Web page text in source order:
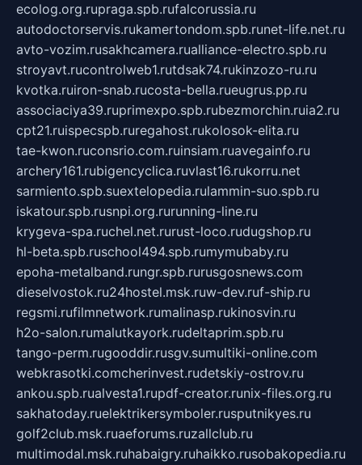
ecolog.org.rupraga.spb.rufalcorussia.ru
autodoctorservis.rukamertondom.spb.runet-life.net.ru
avto-vozim.rusakhcamera.rualliance-electro.spb.ru
stroyavt.rucontrolweb1.rutdsak74.rukinzozo-ru.ru
kvotka.ruiron-snab.rucosta-bella.rueugrus.pp.ru
associaciya39.ruprimexpo.spb.rubezmorchin.ruia2.ru
cpt21.ruispecspb.ruregahost.rukolosok-elita.ru
tae-kwon.ruconsrio.com.ruinsiam.ruavegainfo.ru
archery161.rubigencyclica.ruvlast16.rukorru.net
sarmiento.spb.suextelopedia.rulammin-suo.spb.ru
iskatour.spb.rusnpi.org.rurunning-line.ru
krygeva-spa.ruchel.net.rurust-loco.rudugshop.ru
hl-beta.spb.ruschool494.spb.rumymubaby.ru
epoha-metalband.rungr.spb.rurusgosnews.com
dieselvostok.ru24hostel.msk.ruw-dev.ruf-ship.ru
regsmi.rufilmnetwork.rumalinasp.rukinosvin.ru
h2o-salon.rumalutkayork.rudeltaprim.spb.ru
tango-perm.rugooddir.rusgv.sumultiki-online.com
webkrasotki.comcherinvest.rudetskiy-ostrov.ru
ankou.spb.rualvesta1.rupdf-creator.runix-files.org.ru
sakhatoday.ruelektrikersymboler.rusputnikyes.ru
golf2club.msk.ruaeforums.ruzallclub.ru
multimodal.msk.ruhabaigry.ruhaikko.rusobakopedia.ru